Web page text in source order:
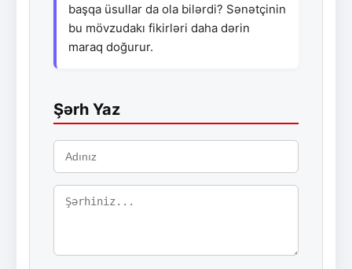
başqa üsullar da ola bilərdi? Sənətçinin
bu mövzudakı fikirləri daha dərin
maraq doğurur.
Şərh Yaz